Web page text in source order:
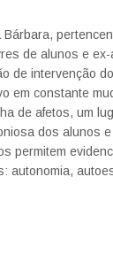
de alunos e
de intervenção
em constante
de afetos, um
dos alunos
permitem
autonomia,